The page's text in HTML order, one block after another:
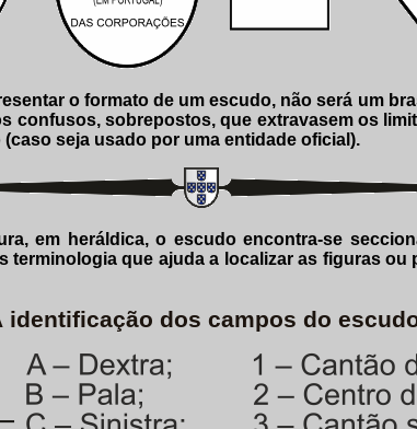
o formato de um escudo, não será um
confusos, sobrepostos, que extravasem os
seja usado por uma entidade oficial).
em heráldica, o escudo encontra-se
que ajuda a localizar as figuras ou
identificação dos campos do